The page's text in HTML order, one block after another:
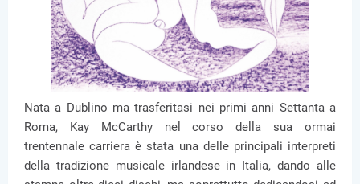
Nata a Dublino ma trasferitasi nei primi anni Settanta a
Roma, Kay McCarthy nel corso della sua ormai
trentennale carriera è stata una delle principali interpreti
della tradizione musicale irlandese in Italia, dando alle